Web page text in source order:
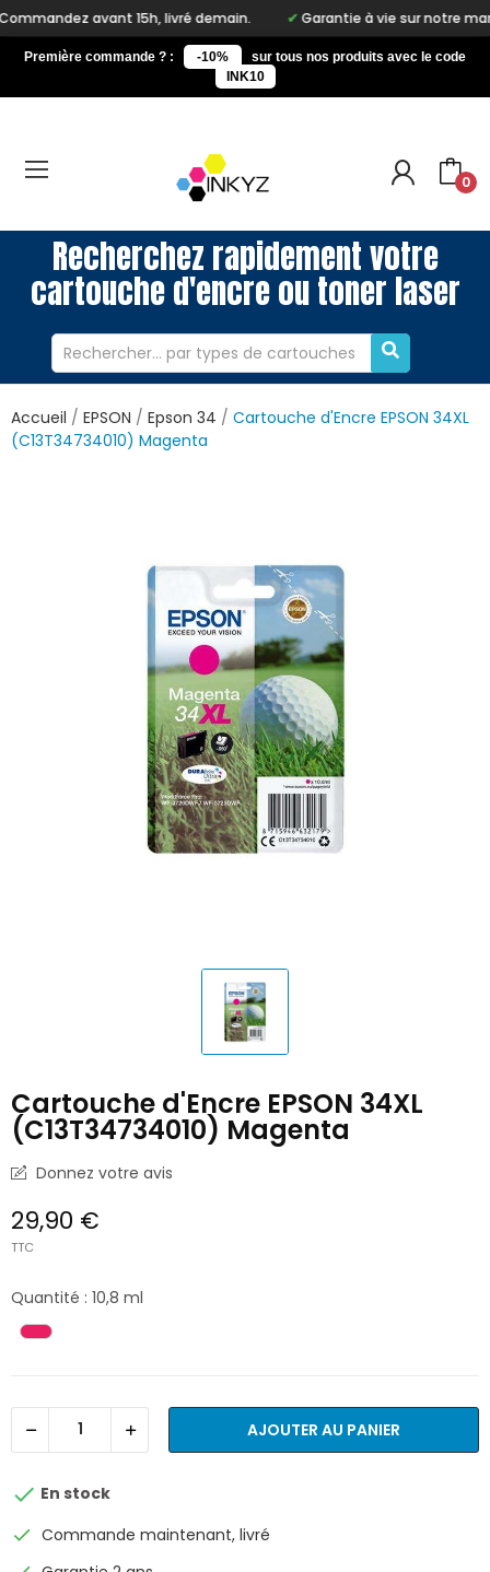
15h, livré demain. Garantie à vie sur notre marque Inkyz
Première commande ? : -10%
sur tous nos produits avec le code
INK10
0
Recherchez rapidement votre
cartouche d'encre ou toner laser
Accueil EPSON Epson 34
Cartouche d'Encre EPSON 34XL
(C13T34734010) Magenta
Cartouche d'Encre EPSON 34XL
(C13T34734010) Magenta
Donnez votre avis
29,90 €
TTC
Quantité : 10,8 ml
AJOUTER AU PANIER
 En stock
check Commande maintenant, livré